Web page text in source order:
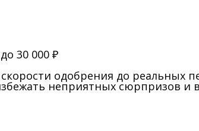
30 000 ₽
одобрения до реальных
неприятных сюрпризов и